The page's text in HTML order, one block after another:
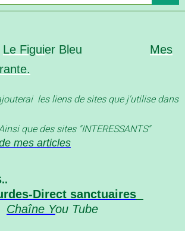
Le Figuier Bleu
Mes
les liens de sites que j'utilise dans
sites "INTERESSANTS"
mes articles
Direct sanctuaires
Chaîne You Tube